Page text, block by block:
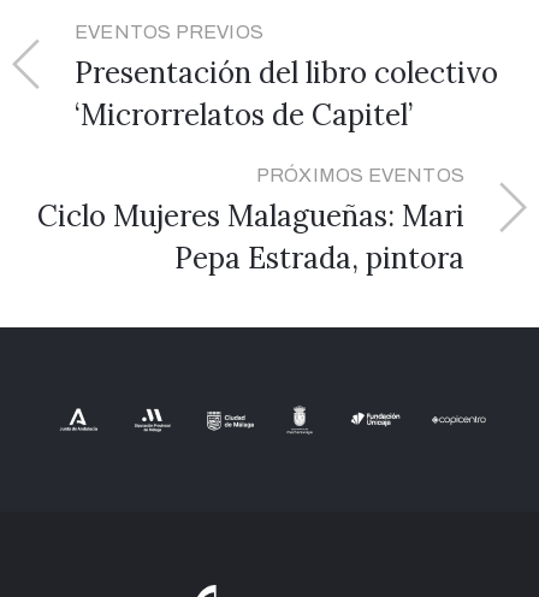
EVENTOS PREVIOS
Presentación del libro colectivo
‘Microrrelatos de Capitel’
PRÓXIMOS EVENTOS
Ciclo Mujeres Malagueñas: Mari
Pepa Estrada, pintora